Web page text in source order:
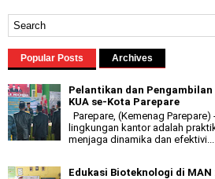
Popular Posts Archives
Pelantikan dan
KUA se-Kota Parepare
Parepare, (Kemenag
lingkungan kantor adalah
menjaga dinamika dan efektivi...
Edukasi Bioteknologi di MAN